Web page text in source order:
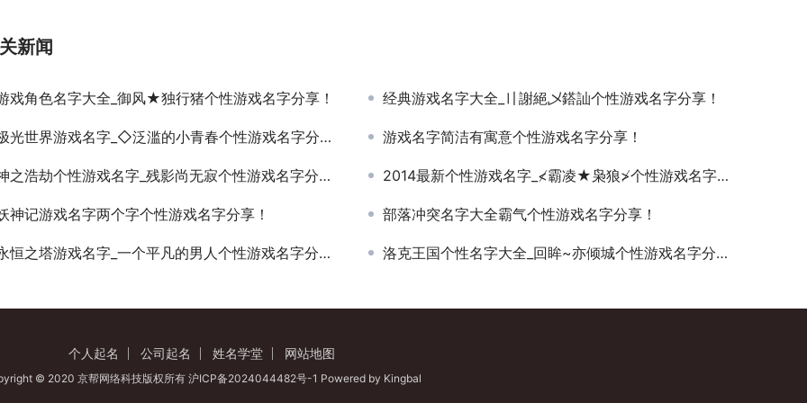
新闻
戏角色名字大全_御风★独行猪个性游戏名字分享！ 经典游戏名字大全_〢謝絕乄鎝訕个性游戏名字分享！
光世界游戏名字_◇泛滥的小青春个性游戏名字分享！ 游戏名字简洁有寓意个性游戏名字分享！
之浩劫个性游戏名字_残影尚无寂个性游戏名字分享！ 2014最新个性游戏名字_≮霸凌★枭狼≯个性游戏名字分享！
神记游戏名字两个字个性游戏名字分享！ 部落冲突名字大全霸气个性游戏名字分享！
恒之塔游戏名字_一个平凡的男人个性游戏名字分享！ 洛克王国个性名字大全_回眸~亦倾城个性游戏名字分享！
个人起名 公司起名 姓名学堂 网站地图
© 2020 京帮网络科技版权所有 沪ICP备2024044482号-1 Powered by Kingbal